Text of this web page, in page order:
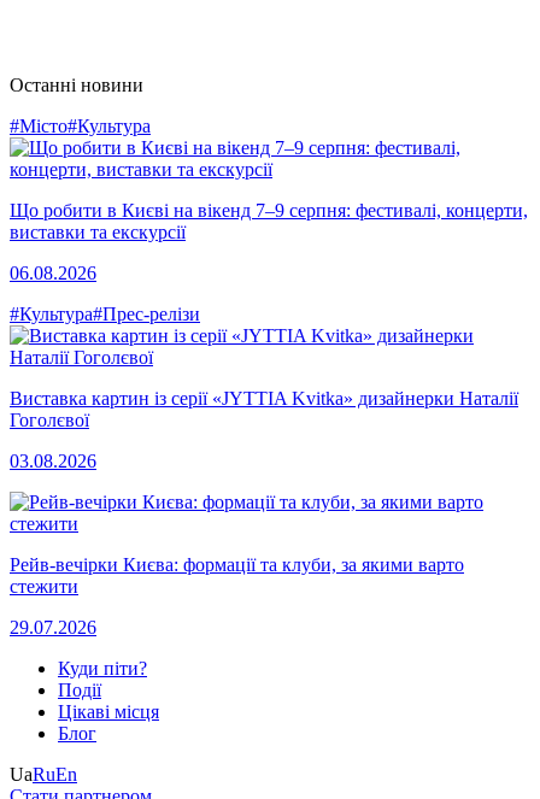
Останні новини
#Місто#Культура
Що робити в Києві на вікенд 7–9 серпня: фестивалі, концерти,
виставки та екскурсії
06.08.2026
#Культура#Прес-релізи
Виставка картин із серії «JYTTIA Kvitka» дизайнерки Наталії
Гоголєвої
03.08.2026
Рейв-вечірки Києва: формації та клуби, за якими варто
стежити
29.07.2026
Куди піти?
Події
Цікаві місця
Блог
UaRuEn